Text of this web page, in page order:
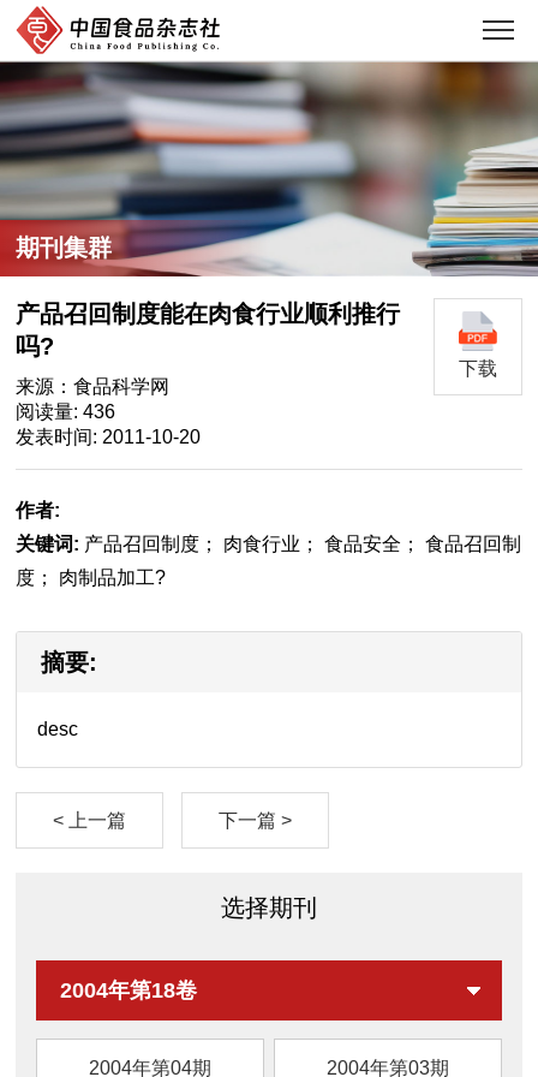
期刊集群
产品召回制度能在肉食行业顺利推行
吗?
来源：食品科学网
阅读量: 436
发表时间: 2011-10-20
下载
作者:
关键词: 产品召回制度； 肉食行业； 食品安全； 食品召回制
度； 肉制品加工?
摘要:
desc
< 上一篇 下一篇 >
选择期刊
2004年第18卷
2004年第04期 2004年第03期